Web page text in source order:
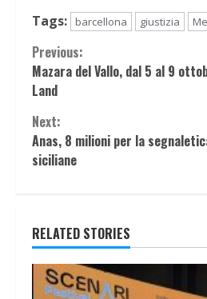
Tags:
barcellona giustizia
Continue
Reading
Previous:
Mazara del Vallo, dal 5 al 9
Land
Next:
Anas, 8 milioni per la
siciliane
RELATED STORIES